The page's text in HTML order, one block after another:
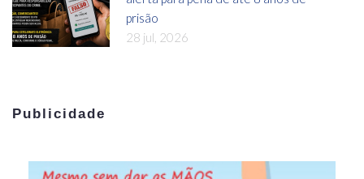
prisão
28 jul, 2026
Publicidade